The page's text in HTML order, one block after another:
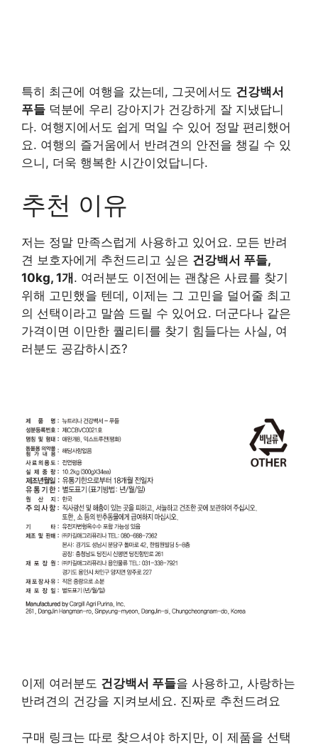
특히 최근에 여행을 갔는데, 그곳에서도 건강백서
푸들 덕분에 우리 강아지가 건강하게 잘 지냈답니
다. 여행지에서도 쉽게 먹일 수 있어 정말 편리했어
요. 여행의 즐거움에서 반려견의 안전을 챙길 수 있
으니, 더욱 행복한 시간이었답니다.
추천 이유
저는 정말 만족스럽게 사용하고 있어요. 모든 반려
견 보호자에게 추천드리고 싶은 건강백서 푸들,
10kg, 1개 . 여러분도 이전에는 괜찮은 사료를 찾기
위해 고민했을 텐데, 이제는 그 고민을 덜어줄 최고
의 선택이라고 말씀 드릴 수 있어요. 더군다나 같은
가격이면 이만한 퀄리티를 찾기 힘들다는 사실, 여
러분도 공감하시죠?
이제 여러분도 건강백서 푸들을 사용하고, 사랑하는
반려견의 건강을 지켜보세요. 진짜로 추천드려요
구매 링크는 따로 찾으셔야 하지만, 이 제품을 선택